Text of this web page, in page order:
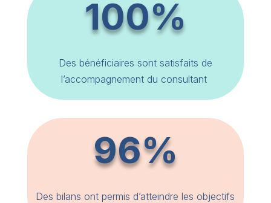
100%
Des bénéficiaires sont satisfaits de
l’accompagnement du consultant
96%
Des bilans ont permis d’atteindre les objectifs